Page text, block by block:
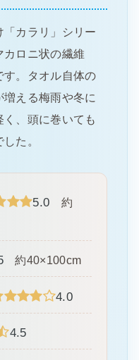
カラリ」シリー
カロニ状の繊維
す。タオル自体の
える梅雨や冬に
、頭に巻いても
た。
5.0 約
約40×100cm
4.0
4.5